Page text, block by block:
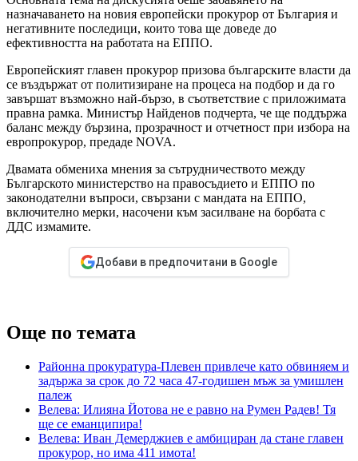
назначаването на новия европейски прокурор от България и
негативните последици, които това ще доведе до
ефективността на работата на ЕППО.
Европейският главен прокурор призова българските власти да
се въздържат от политизиране на процеса на подбор и да го
завършат възможно най-бързо, в съответствие с приложимата
правна рамка. Министър Найденов подчерта, че ще поддържа
баланс между бързина, прозрачност и отчетност при избора на
европрокурор, предаде NOVA.
Двамата обмениха мнения за сътрудничеството между
Българското министерство на правосъдието и ЕППО по
законодателни въпроси, свързани с мандата на ЕППО,
включително мерки, насочени към засилване на борбата с
ДДС измамите.
Добави в предпочитани в Google
Още по темата
Районна прокуратура-Плевен привлече като обвиняем и
задържа за срок до 72 часа 47-годишен мъж за умишлен
палеж
Велева: Илияна Йотова не е равно на Румен Радев! Тя
ще се еманципира!
Велева: Иван Демерджиев е амбициран да стане главен
прокурор, но има 411 имота!